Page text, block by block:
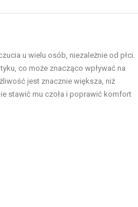
u wielu osób, niezależnie od płci.
co może znacząco wpływać na
jest znacznie większa, niż
stawić mu czoła i poprawić komfort